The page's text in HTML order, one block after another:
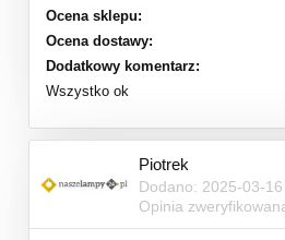
Ocena sklepu:
Ocena dostawy:
Dodatkowy komentarz:
Wszystko ok
Piotrek
Dodano: 2025-03-16
Opinia